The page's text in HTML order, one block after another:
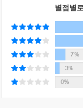
고, 가끔은 서로 죽이고
한쪽 부모의 부재 속에
갔다가 의견 충돌로
는 서로 가치관이 부
별점별
7%
3%
0%